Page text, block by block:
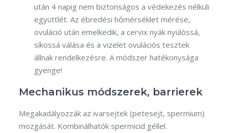
után 4 napig nem biztonságos a védekezés nélküli
együttlét. Az ébredési hőmérséklet mérése,
ovuláció után emelkedik, a cervix nyák nyúlóssá,
síkossá válása és a vizelet ovulációs tesztek
állnak rendelkezésre. A módszer hatékonysága
gyenge!
Mechanikus módszerek, barrierek
Megakadályozzák az ivarsejtek (petesejt, spermium)
mozgását. Kombinálhatók spermicid géllel.